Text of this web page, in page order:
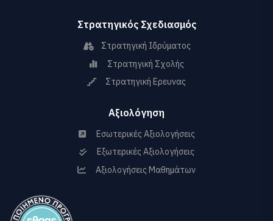
Στρατηγικός Σχεδιασμός
Στρατηγική Ιδρύματος
Στρατηγική Σχολής
Στρατηγική Ερευνας
Αξιολόγηση
Εσωτερικές Αξιολογήσεις
Εξωτερικές Αξιολογήσεις
Αξιολογήσεις Μαθημάτων